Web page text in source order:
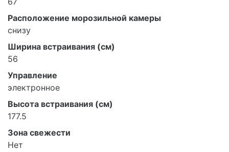
Расположение морозильной камеры
снизу
Ширина встраивания (см)
56
Управление
электронное
Высота встраивания (см)
177.5
Зона свежести
Нет